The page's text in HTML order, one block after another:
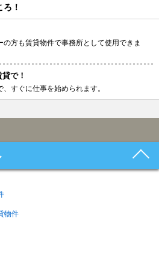
！
方も賃貸物件で事務所として使用できま
で！
すぐに仕事を始められます。
物件